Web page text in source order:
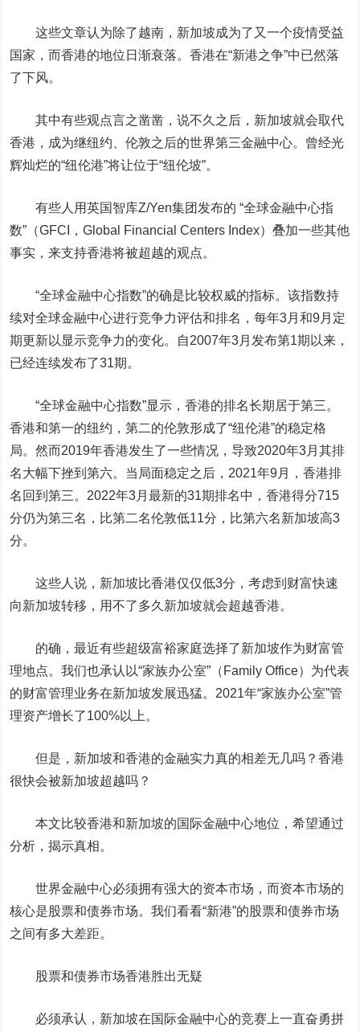
这些文章认为除了越南，新加坡成为了又一个疫情受益
国家，而香港的地位日渐衰落。香港在“新港之争”中已然落
了下风。
其中有些观点言之凿凿，说不久之后，新加坡就会取代
香港，成为继纽约、伦敦之后的世界第三金融中心。曾经光
辉灿烂的“纽伦港”将让位于“纽伦坡”。
有些人用英国智库Z/Yen集团发布的 “全球金融中心指
数” （GFCI，Global Financial Centers Index）叠加一些其他
事实，来支持香港将被超越的观点。
“全球金融中心指数”的确是比较权威的指标。该指数持
续对全球金融中心进行竞争力评估和排名，每年3月和9月定
期更新以显示竞争力的变化。自2007年3月发布第1期以来，
已经连续发布了31期。
“全球金融中心指数”显示，香港的排名长期居于第三。
香港和第一的纽约，第二的伦敦形成了“纽伦港”的稳定格
局。然而2019年香港发生了一些情况，导致2020年3月其排
名大幅下挫到第六。当局面稳定之后，2021年9月，香港排
名回到第三。2022年3月最新的31期排名中，香港得分715
分仍为第三名，比第二名伦敦低11分，比第六名新加坡高3
分。
这些人说，新加坡比香港仅仅低3分，考虑到财富快速
向新加坡转移，用不了多久新加坡就会超越香港。
的确，最近有些超级富裕家庭选择了新加坡作为财富管
理地点。我们也承认以“家族办公室” （Family Office） 为代表
的财富管理业务在新加坡发展迅猛。2021年“家族办公室”管
理资产增长了100%以上。
但是，新加坡和香港的金融实力真的相差无几吗？香港
很快会被新加坡超越吗？
本文比较香港和新加坡的国际金融中心地位，希望通过
分析，揭示真相。
世界金融中心必须拥有强大的资本市场，而资本市场的
核心是股票和债券市场。我们看看“新港”的股票和债券市场
之间有多大差距。
股票和债券市场香港胜出无疑
必须承认，新加坡在国际金融中心的竞赛上一直奋勇拼